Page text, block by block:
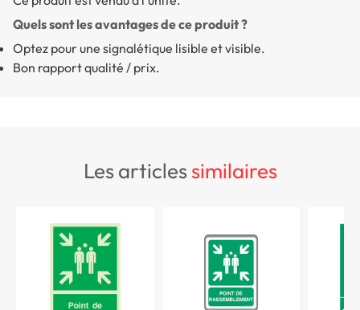
Quels sont les avantages de ce produit ?
Optez pour une signalétique lisible et visible.
Bon rapport qualité / prix.
les articlessimilaires